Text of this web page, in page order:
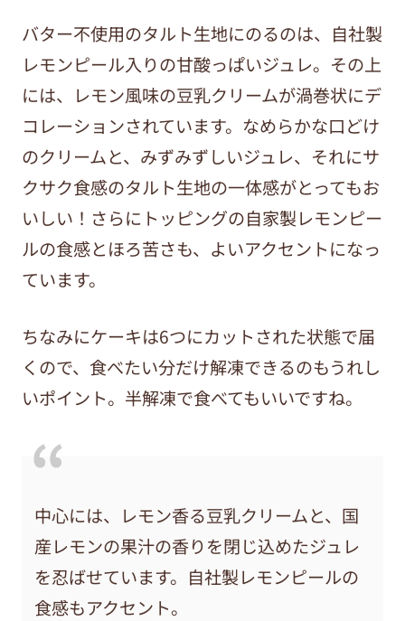
バター不使用のタルト生地にのるのは、自社製
レモンピール入りの甘酸っぱいジュレ。その上
には、レモン風味の豆乳クリームが渦巻状にデ
コレーションされています。なめらかな口どけ
のクリームと、みずみずしいジュレ、それにサ
クサク食感のタルト生地の一体感がとってもお
いしい！さらにトッピングの自家製レモンピー
ルの食感とほろ苦さも、よいアクセントになっ
ています。
ちなみにケーキは6つにカットされた状態で届
くので、食べたい分だけ解凍できるのもうれし
いポイント。半解凍で食べてもいいですね。
中心には、レモン香る豆乳クリームと、国
産レモンの果汁の香りを閉じ込めたジュレ
を忍ばせています。自社製レモンピールの
食感もアクセント。